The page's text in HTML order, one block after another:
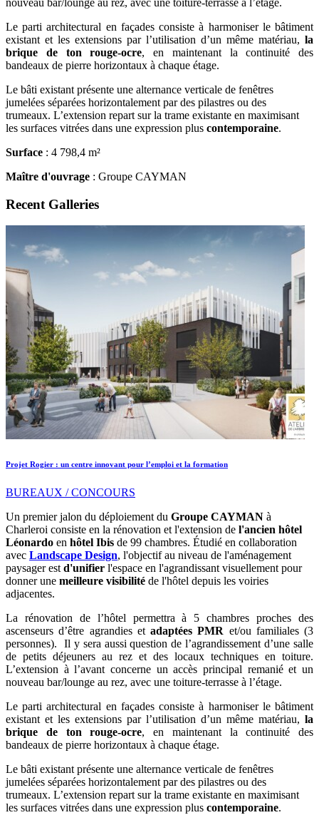
Le parti architectural en façades consiste à harmoniser le bâtiment
existant et les extensions par l’utilisation d’un même matériau, la
brique de ton rouge-ocre, en maintenant la continuité des
bandeaux de pierre horizontaux à chaque étage.
Le bâti existant présente une alternance verticale de fenêtres
jumelées séparées horizontalement par des pilastres ou des
trumeaux. L’extension repart sur la trame existante en maximisant
les surfaces vitrées dans une expression plus contemporaine.
Surface : 4 798,4 m²
Maître d'ouvrage : Groupe CAYMAN
Recent Galleries
Projet Rogier : un centre innovant pour l’emploi et la formation
BUREAUX / CONCOURS
Un premier jalon du déploiement du Groupe CAYMAN à
Charleroi consiste en la rénovation et l'extension de l'ancien hôtel
Léonardo en hôtel Ibis de 99 chambres. Étudié en collaboration
avec Landscape Design, l'objectif au niveau de l'aménagement
paysager est d'unifier l'espace en l'agrandissant visuellement pour
donner une meilleure visibilité de l'hôtel depuis les voiries
adjacentes.
La rénovation de l’hôtel permettra à 5 chambres proches des
ascenseurs d’être agrandies et adaptées PMR et/ou familiales (3
personnes). Il y sera aussi question de l’agrandissement d’une salle
de petits déjeuners au rez et des locaux techniques en toiture.
L’extension à l’avant concerne un accès principal remanié et un
nouveau bar/lounge au rez, avec une toiture-terrasse à l’étage.
Le parti architectural en façades consiste à harmoniser le bâtiment
existant et les extensions par l’utilisation d’un même matériau, la
brique de ton rouge-ocre, en maintenant la continuité des
bandeaux de pierre horizontaux à chaque étage.
Le bâti existant présente une alternance verticale de fenêtres
jumelées séparées horizontalement par des pilastres ou des
trumeaux. L’extension repart sur la trame existante en maximisant
les surfaces vitrées dans une expression plus contemporaine.